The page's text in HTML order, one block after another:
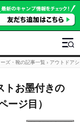
ズ・靴の記事一覧 › アウトドア
トお墨付きの
ージ目）